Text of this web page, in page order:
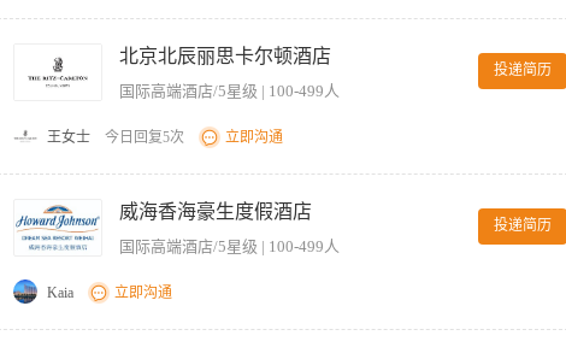
液、饮用水等客用消耗品。 5. 分类清点脏布草，统一送至布草房并做好交接登记。 6.
器械破损、漏水等问题立即上报主管。 8. 礼貌回应客人简单咨询，文明作业，不打扰宾
管清洁工具药剂，节约物料，服从安排完成临时工作。
北京北辰丽思卡尔顿酒店
国际高端酒店/5星级 | 100-499人
投递简历
王女士 今日回复5次 立即沟通
备，确保完好有效。 4、严格执行健身服务各项规定，做好健身活动的安全防范工作，
作。 6、及时做好预订记录，保证工作无差错。 【岗位要求】 1、大专以上学历，1年
生保健知识。 3、熟悉健身房的基本知识和服务技能。 4、能按服务工作规范和质量标
威海香海豪生度假酒店
国际高端酒店/5星级 | 100-499人
投递简历
Kaia 立即沟通